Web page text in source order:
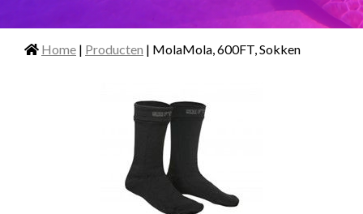
Home | Producten | MolaMola, 600FT, Sokken